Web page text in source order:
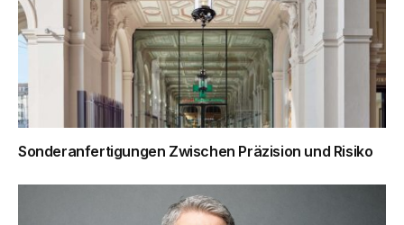
Sonderanfertigungen Zwischen Präzision und Risiko